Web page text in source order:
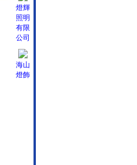
燈輝
照明
有限
公司
海山
燈飾